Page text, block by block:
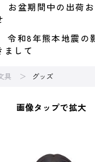
盆期間中の出荷お
和8年熊本地震の
まして
具 グッズ
画像タップで拡大